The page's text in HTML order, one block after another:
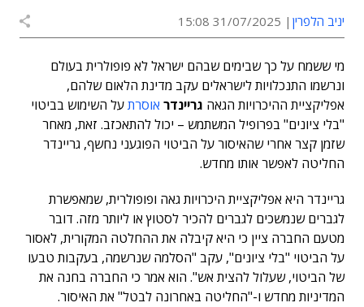
יניב הלפרין 31/07/2025 15:08
מי ששמח על כך שבימים שבהם ישראל לא פופולרית בעולם
ונרשמו התנכלויות לישראלים עקב מדינת הלאום שלהם,
אפליקציית ההיכרויות הגאה גריינדר אוסרתעל השימוש בביטוי
"בלי ציונים" בפרופיל המשתמש – יכול להתאכזב. זאת, מאחר
שזמן קצר אחרי שהאיסור על הביטוי הפוגעני נחשף, גריינדר
החליטה לאפשר אותו מחדש.
גריינדר היא אפליקציית היכרויות גאה ופופולרית, שמאפשרת
לגברים שנמשכים לגברים להכיר לסטוץ או ליותר מזה. דובר
מטעם החברה ציין כי היא קיבלה את ההחלטה המקורית, לאסור
על הביטוי "בלי ציונים", עקב "הסלמה שנרשמה, בעקבות טבעו
של הביטוי, שעלול להצית אש". הוא אמר כי החברה בחנה את
המדיניות מחדש ו-"החליטה באחרונה לבטל" את האיסור.